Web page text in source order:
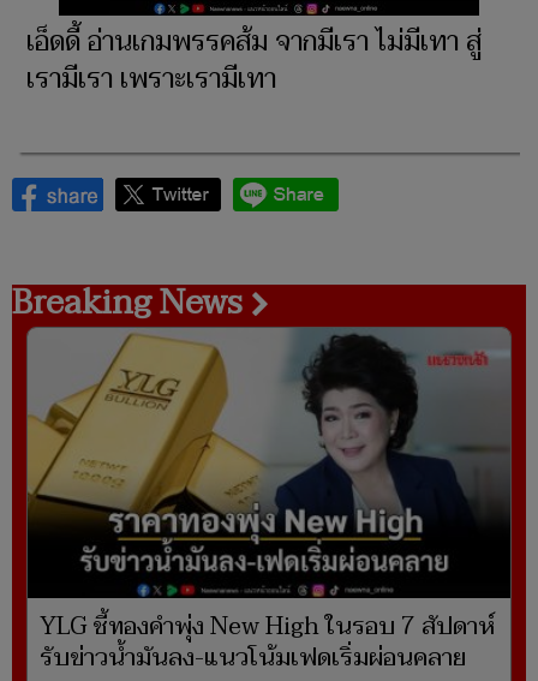
เอ็ดดี้ อ่านเกมพรรคส้ม จากมีเรา ไม่มีเทา สู่
เรามีเรา เพราะเรามีเทา
Breaking News
YLG ชี้ทองคำพุ่ง New High ในรอบ 7 สัปดาห์
รับข่าวน้ำมันลง-แนวโน้มเฟดเริ่มผ่อนคลาย